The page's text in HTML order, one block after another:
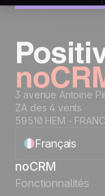
3 avenue Antoine
ZA des 4 vents
59510 HEM -
Français
English
noCRM
Fonctionnalités